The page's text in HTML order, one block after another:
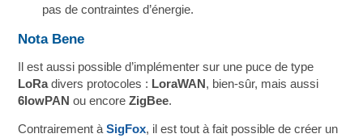
pas de contraintes d’énergie.
Nota Bene
Il est aussi possible d’implémenter sur une puce de type
LoRadivers protocoles : LoraWAN, bien-sûr, mais aussi
6lowPAN ou encoreZigBee.
Contrairement àSigFox, il est tout à fait possible de créer un